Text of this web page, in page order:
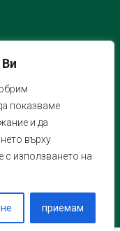
показваме
и да
върху
с използването на
приемам